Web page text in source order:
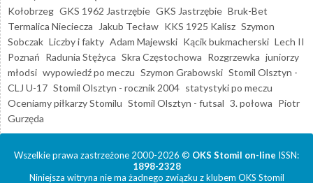
Kołobrzeg GKS 1962 Jastrzębie GKS Jastrzębie Bruk-Bet
Termalica Nieciecza
Jakub Tecław KKS 1925 Kalisz Szymon
Sobczak Liczby i fakty Adam Majewski Kącik bukmacherski Lech II
Poznań Radunia Stężyca Skra Częstochowa Rozgrzewka juniorzy
młodsi wypowiedź po meczu Szymon Grabowski Stomil Olsztyn -
CLJ U-17 Stomil Olsztyn - rocznik 2004 statystyki po meczu
Oceniamy piłkarzy Stomilu Stomil Olsztyn - futsal 3. połowa Piotr
Gurzęda
Wszelkie prawa zastrzeżone 2000-2026 © OKS Stomil on-line ISSN:
1898-2328
Niniejsza witryna nie ma żadnego związku z klubem OKS Stomil